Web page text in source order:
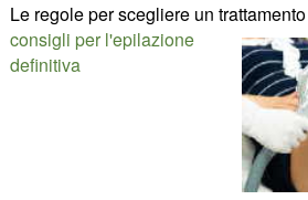
Le regole per scegliere un
consigli per l'epilazione
definitiva